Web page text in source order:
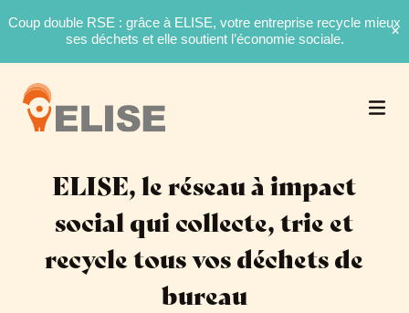
Coup double RSE : grâce à ELISE, votre entreprise recycle mieux
ses déchets et elle soutient l’économie sociale.
ELISE, le réseau à impact
social qui collecte, trie et
recycle tous vos déchets de
bureau